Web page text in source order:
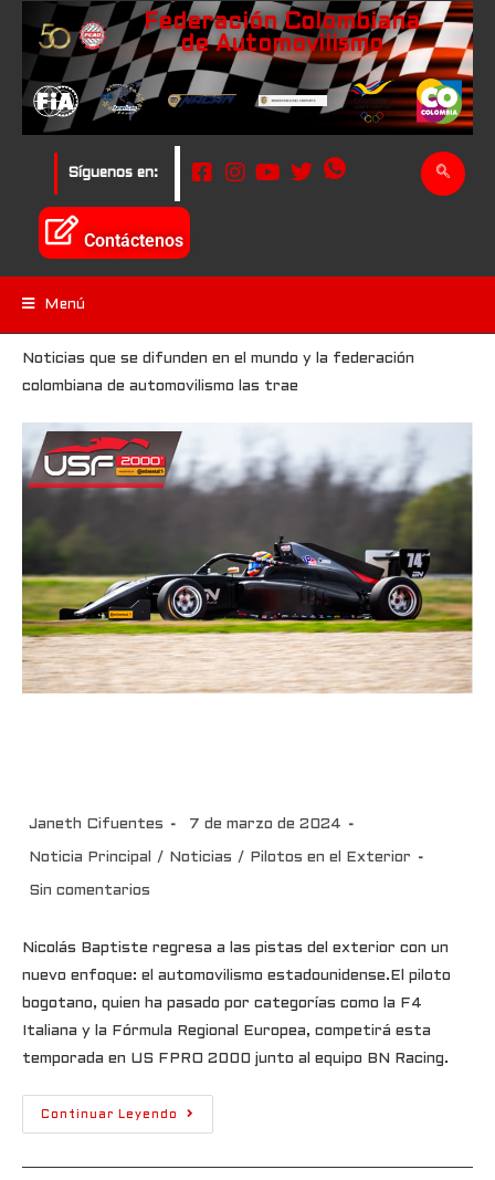
Federación Colombiana
de Automovilismo
Síguenos en:
Contáctenos
Menú
Noticias que se difunden en el mundo y la federación
colombiana de automovilismo las trae
Janeth Cifuentes 7 de marzo de 2024
Noticia Principal / Noticias / Pilotos en el Exterior
Sin comentarios
Nicolás Baptiste regresa a las pistas del exterior con un
nuevo enfoque: el automovilismo estadounidense.El piloto
bogotano, quien ha pasado por categorías como la F4
Italiana y la Fórmula Regional Europea, competirá esta
temporada en US FPRO 2000 junto al equipo BN Racing.
Continuar Leyendo